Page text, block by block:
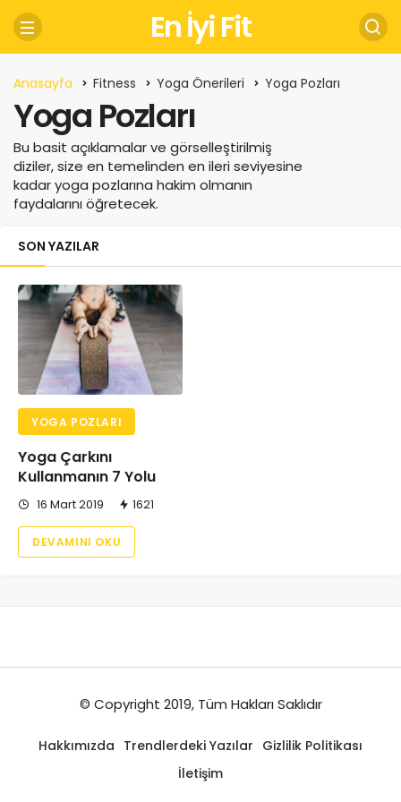
En İyi Fit
Anasayfa Fitness Yoga Önerileri Yoga Pozları
Yoga Pozları
Bu basit açıklamalar ve görselleştirilmiş
diziler, size en temelinden en ileri seviyesine
kadar yoga pozlarına hakim olmanın
faydalarını öğretecek.
SON YAZILAR
YOGA POZLARI
Yoga Çarkını
Kullanmanın 7 Yolu
16 Mart 2019 1621
DEVAMINI OKU
© Copyright 2019, Tüm Hakları Saklıdır
Hakkımızda Trendlerdeki Yazılar Gizlilik Politikası
İletişim